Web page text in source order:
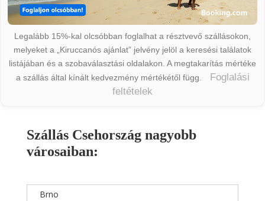
Legalább 15%-kal olcsóbban foglalhat a résztvevő szállásokon,
melyeket a „Kiruccanós ajánlat” jelvény jelöl a keresési találatok
listájában és a szobaválasztási oldalakon. A megtakarítás mértéke
a szállás által kínált kedvezmény mértékétől függ.
Foglalási
feltételek
Szállás Csehország nagyobb
városaiban:
Brno